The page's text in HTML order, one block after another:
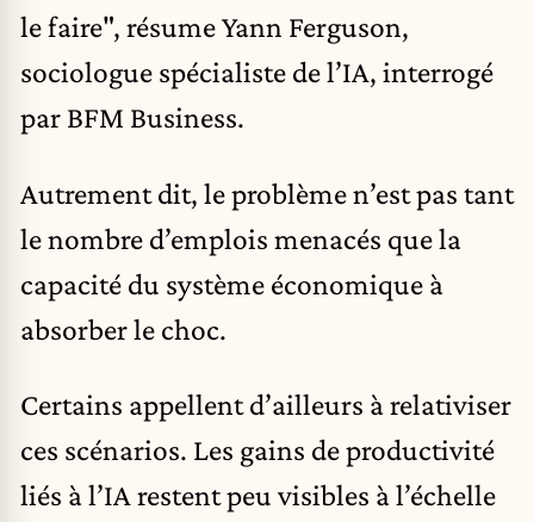
le faire", résume Yann Ferguson,
sociologue spécialiste de l’IA, interrogé
par BFM Business.
Autrement dit, le problème n’est pas tant
le nombre d’emplois menacés que la
capacité du système économique à
absorber le choc.
Certains appellent d’ailleurs à relativiser
ces scénarios. Les gains de productivité
liés à l’IA restent peu visibles à l’échelle